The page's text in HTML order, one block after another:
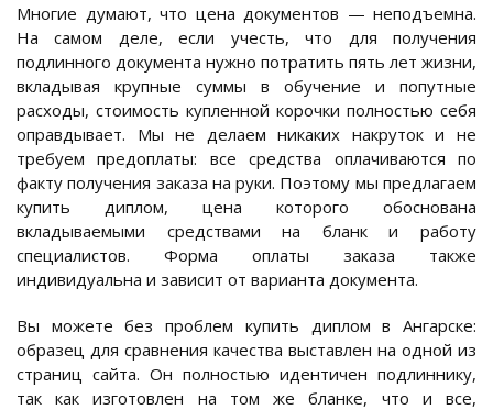
Многие думают, что цена документов — неподъемна.
На самом деле, если учесть, что для получения
подлинного документа нужно потратить пять лет жизни,
вкладывая крупные суммы в обучение и попутные
расходы, стоимость купленной корочки полностью себя
оправдывает. Мы не делаем никаких накруток и не
требуем предоплаты: все средства оплачиваются по
факту получения заказа на руки. Поэтому мы предлагаем
купить диплом, цена которого обоснована
вкладываемыми средствами на бланк и работу
специалистов. Форма оплаты заказа также
индивидуальна и зависит от варианта документа.
Вы можете без проблем купить диплом в Ангарске:
образец для сравнения качества выставлен на одной из
страниц сайта. Он полностью идентичен подлиннику,
так как изготовлен на том же бланке, что и все,